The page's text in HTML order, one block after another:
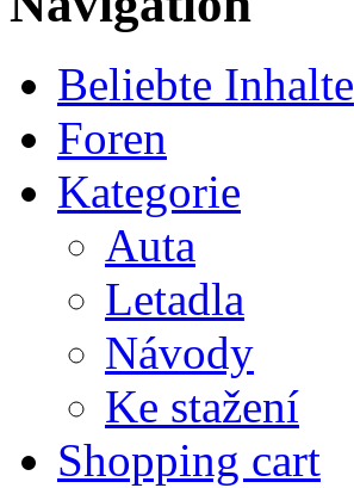
Beliebte Inhalte
Foren
Kategorie
Auta
Letadla
Návody
Ke stažení
Shopping cart